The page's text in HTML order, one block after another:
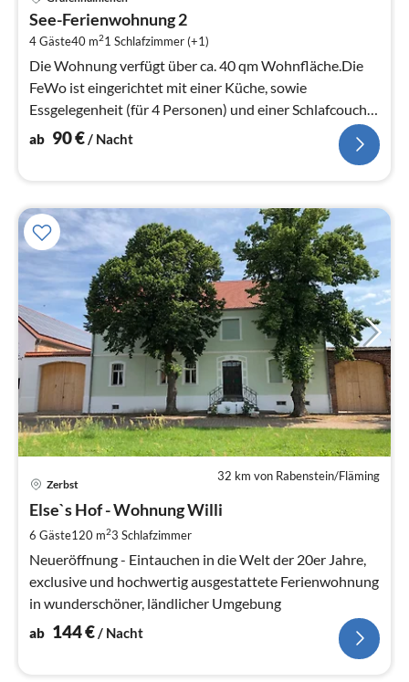
See-Ferienwohnung 2
4 Gäste40 m21 Schlafzimmer (+1)
Die Wohnung verfügt über ca. 40 qm Wohnfläche.Die
FeWo ist eingerichtet mit einer Küche, sowie
Essgelegenheit (für 4 Personen) und einer Schlafcouch
und TV.
ab 90€/ Nacht
32 km von Rabenstein/Fläming
Zerbst
Else`s Hof - Wohnung Willi
6 Gäste120 m23 Schlafzimmer
Neueröffnung - Eintauchen in die Welt der 20er Jahre,
exclusive und hochwertig ausgestattete Ferienwohnung
in wunderschöner, ländlicher Umgebung
ab 144€/ Nacht